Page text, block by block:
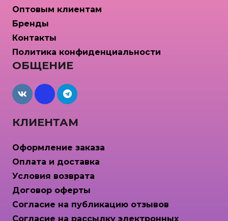
КЛИЕНТАМ
Оформление заказа
Оплата и доставка
Условия возврата
Договор оферты
Согласие на публикацию отзывов
Согласие на рассылку электронных
ОБЩЕНИЕ
maxcdn
Оптовым клиентам
Бренды
Контакты
Политика конфиденциальности